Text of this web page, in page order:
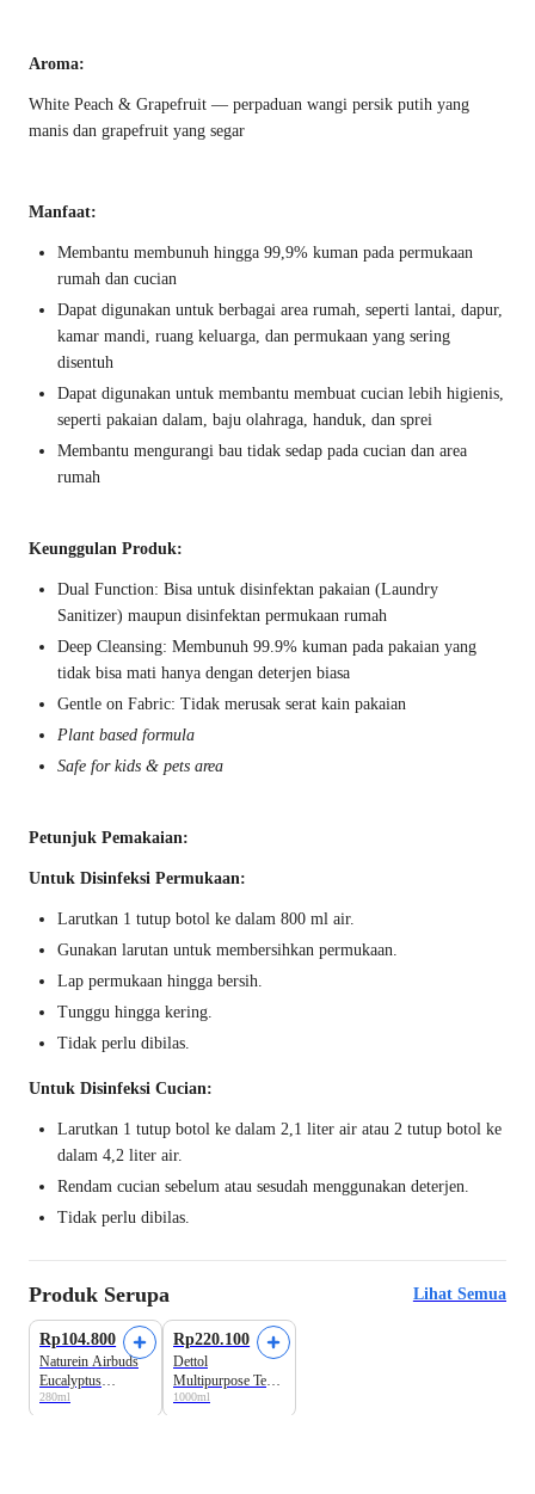
Aroma:
White Peach & Grapefruit — perpaduan wangi persik putih yang
manis dan grapefruit yang segar
Manfaat:
Membantu membunuh hingga 99,9% kuman pada permukaan
rumah dan cucian
Dapat digunakan untuk berbagai area rumah, seperti lantai, dapur,
kamar mandi, ruang keluarga, dan permukaan yang sering
disentuh
Dapat digunakan untuk membantu membuat cucian lebih higienis,
seperti pakaian dalam, baju olahraga, handuk, dan sprei
Membantu mengurangi bau tidak sedap pada cucian dan area
rumah
Keunggulan Produk:
Dual Function: Bisa untuk disinfektan pakaian (Laundry
Sanitizer) maupun disinfektan permukaan rumah
Deep Cleansing: Membunuh 99.9% kuman pada pakaian yang
tidak bisa mati hanya dengan deterjen biasa
Gentle on Fabric: Tidak merusak serat kain pakaian
Plant based formula
Safe for kids & pets area
Petunjuk Pemakaian:
Untuk Disinfeksi Permukaan:
Larutkan 1 tutup botol ke dalam 800 ml air.
Gunakan larutan untuk membersihkan permukaan.
Lap permukaan hingga bersih.
Tunggu hingga kering.
Tidak perlu dibilas.
Untuk Disinfeksi Cucian:
Larutkan 1 tutup botol ke dalam 2,1 liter air atau 2 tutup botol ke
dalam 4,2 liter air.
Rendam cucian sebelum atau sesudah menggunakan deterjen.
Tidak perlu dibilas.
Produk Serupa Lihat Semua
Rp104.800
Naturein Airbuds
Eucalyptus
Disinfectant Spray
280ml
Rp220.100
Dettol
Multipurpose Tea
& Citrus
1000ml